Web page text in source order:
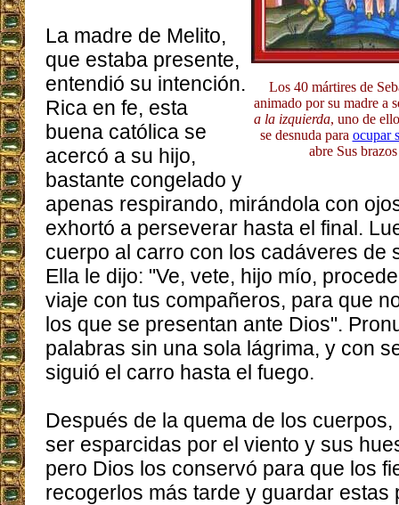
Los 40 mártires de
animado por su madre a
a la izquierda, uno de
se desnuda para ocupar
abre Sus
La madre de Melito,
que estaba presente,
entendió su intención.
Rica en fe, esta
buena católica se
acercó a su hijo,
bastante congelado y
apenas respirando, mirándola con
exhortó a perseverar hasta el final.
cuerpo al carro con los cadáveres de
Ella le dijo: "Ve, vete, hijo mío,
viaje con tus compañeros, para que
los que se presentan ante Dios".
palabras sin una sola lágrima, y ​​con
siguió el carro hasta el fuego.
Después de la quema de los
ser esparcidas por el viento y sus
pero Dios los conservó para que los
recogerlos más tarde y guardar estas